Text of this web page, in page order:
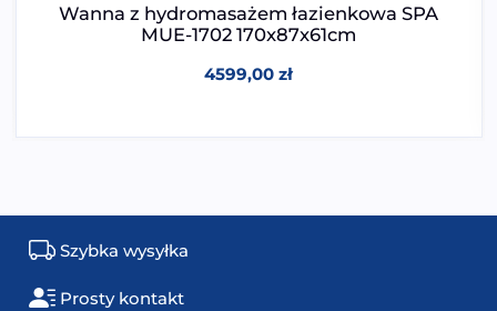
Wanna z hydromasażem łazienkowa SPA
MUE-1702 170x87x61cm
4599,00zł
Szybka wysyłka
Prosty kontakt